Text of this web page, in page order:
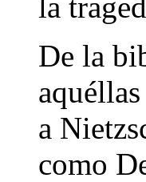
De la
a
como